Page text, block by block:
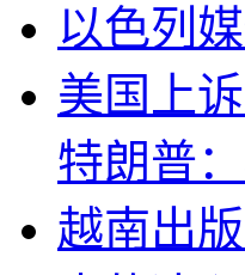
以色列
美国上
特朗普
越南出